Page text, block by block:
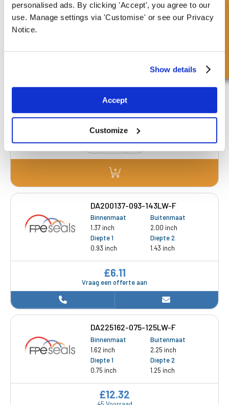
personalised ads. By clicking 'Accept', you agree to our
use. Manage settings via 'Customise' or see our Privacy
Notice.
Show details
Accept
Customize
DA200137-075-125LW-F1.802
2.00 inch
99 Voorraad
£11.57
DA200137-093-143LW-F
Binnenmaat
1.37 inch
Buitenmaat
2.00 inch
Diepte 1
0.93 inch
Diepte 2
1.43 inch
Vraag een offerte aan
£6.11
DA225162-075-125LW-F
Binnenmaat
1.62 inch
Buitenmaat
2.25 inch
Diepte 1
0.75 inch
Diepte 2
1.25 inch
£12.32
Snel onderzoek